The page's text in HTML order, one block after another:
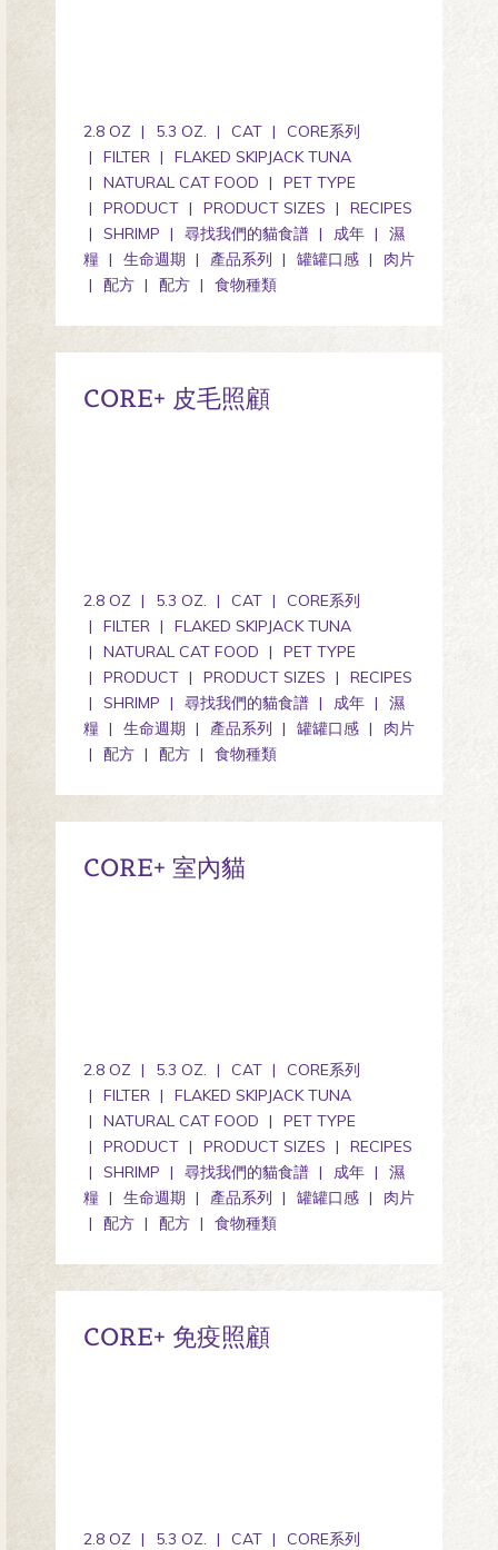
2.8 OZ 5.3 OZ. CAT
CORE系列
FILTER
FLAKED SKIPJACK TUNA
NATURAL CAT FOOD
PET TYPE
PRODUCT
PRODUCT SIZES
RECIPES
SHRIMP
尋找我們的貓食譜 成年
濕
糧
生命週期 產品系列 罐罐口感
肉片
配方
配方 食物種類
CORE+ 皮毛照顧
2.8 OZ 5.3 OZ. CAT
CORE系列
FILTER
FLAKED SKIPJACK TUNA
NATURAL CAT FOOD
PET TYPE
PRODUCT
PRODUCT SIZES
RECIPES
SHRIMP
尋找我們的貓食譜 成年
濕
糧
生命週期 產品系列 罐罐口感
肉片
配方
配方 食物種類
CORE+ 室內貓
2.8 OZ 5.3 OZ. CAT
CORE系列
FILTER
FLAKED SKIPJACK TUNA
NATURAL CAT FOOD
PET TYPE
PRODUCT
PRODUCT SIZES
RECIPES
SHRIMP
尋找我們的貓食譜 成年
濕
糧
生命週期 產品系列 罐罐口感
肉片
配方
配方 食物種類
CORE+ 免疫照顧
2.8 OZ 5.3 OZ. CAT
CORE系列